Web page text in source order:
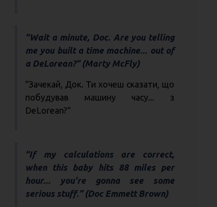
“Wait a minute, Doc. Are you telling
me you built a time machine... out of
a DeLorean?” (Marty McFly)
"Зачекай, Док. Ти хочеш сказати, що
побудував машину часу... з
DeLorean?"
“If my calculations are correct,
when this baby hits 88 miles per
hour... you're gonna see some
serious stuff.” (Doc Emmett Brown)